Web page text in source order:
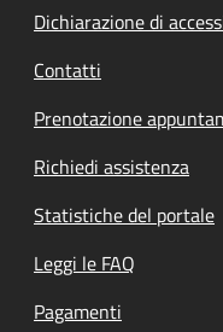
Dichiarazione di
Contatti
Prenotazione
Richiedi assistenza
Statistiche del portale
Leggi le FAQ
Pagamenti